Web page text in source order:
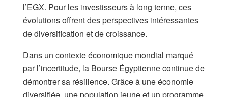
l’EGX. Pour les investisseurs à long terme, ces
évolutions offrent des perspectives intéressantes
de diversification et de croissance.
Dans un contexte économique mondial marqué
par l’incertitude, la Bourse Égyptienne continue de
démontrer sa résilience. Grâce à une économie
diversifiée, une population jeune et un programme